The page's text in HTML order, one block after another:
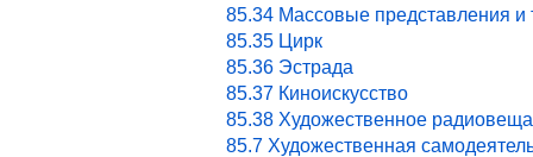
85.34 Массовые представления и
85.35 Цирк
85.36 Эстрада
85.37 Киноискусство
85.38 Художественное
85.7 Художественная